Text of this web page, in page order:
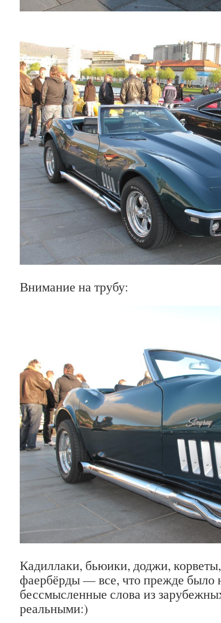
Внимание на трубу:
Кадиллаки, бьюики, доджи,
фаербёрды — все, что прежде было
бессмысленные слова из
реальными:)